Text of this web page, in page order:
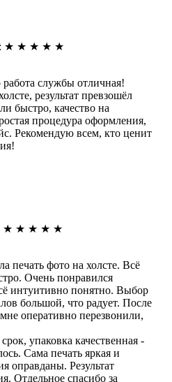
: ★ ★ ★ ★ ★
службы отличная!
результат превзошёл
быстро, качество на
процедура оформления,
Рекомендую всем, кто ценит
★ ★ ★ ★ ★
печать фото на холсте. Всё
Очень понравился
интуитивно понятно. Выбор
большой, что радует. После
оперативно перезвонили,
упаковка качественная -
Сама печать яркая и
оправданы. Результат
Отдельное спасибо за